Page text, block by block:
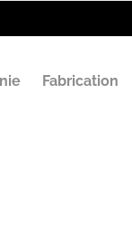
Fabrication